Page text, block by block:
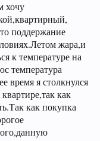
оно
рак.
хочу
поддержание
жара,и
к температуре на
температура
время я столкнулся
как
как покупка